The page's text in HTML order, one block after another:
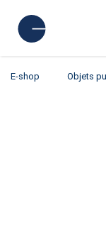
E-shop Objets